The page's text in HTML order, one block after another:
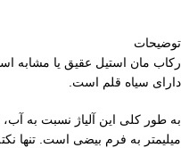
توضیحات
رکاب مان استیل عقیق یا مشابه
دارای سیاه قلم است.
میلیمتر به فرم بیضی است. تنها